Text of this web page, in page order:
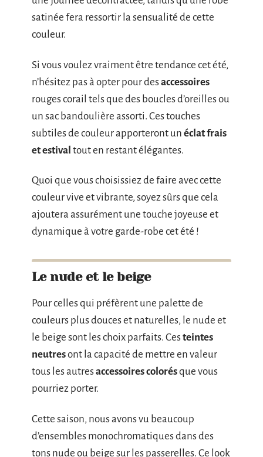
satinée fera ressortir la sensualité de cette
couleur.
Si vous voulez vraiment être tendance cet été,
n’hésitez pas à opter pour desaccessoires
rouges corail tels que des boucles d’oreilles ou
un sac bandoulière assorti. Ces touches
subtiles de couleur apporteront un éclat frais
et estival tout en restant élégantes.
Quoi que vous choisissiez de faire avec cette
couleur vive et vibrante, soyez sûrs que cela
ajoutera assurément une touche joyeuse et
dynamique à votre garde-robe cet été !
Le nude et le beige
Pour celles qui préfèrent une palette de
couleurs plus douces et naturelles, le nude et
le beige sont les choix parfaits. Cesteintes
neutresont la capacité de mettre en valeur
tous les autresaccessoires colorésque vous
pourriez porter.
Cette saison, nous avons vu beaucoup
d’ensembles monochromatiques dans des
tons nude ou beige sur les passerelles. Ce look